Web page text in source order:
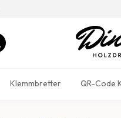
Klemmbretter QR-Code